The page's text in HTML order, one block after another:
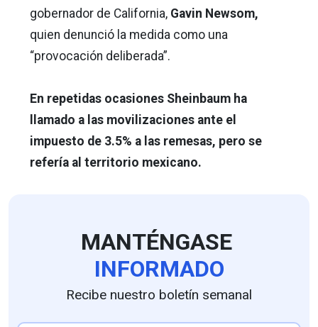
gobernador de California, Gavin Newsom,
quien denunció la medida como una
“provocación deliberada”.
En repetidas ocasiones Sheinbaum ha
llamado a las movilizaciones ante el
impuesto de 3.5% a las remesas, pero se
refería al territorio mexicano.
MANTÉNGASE
INFORMADO
Recibe nuestro boletín semanal